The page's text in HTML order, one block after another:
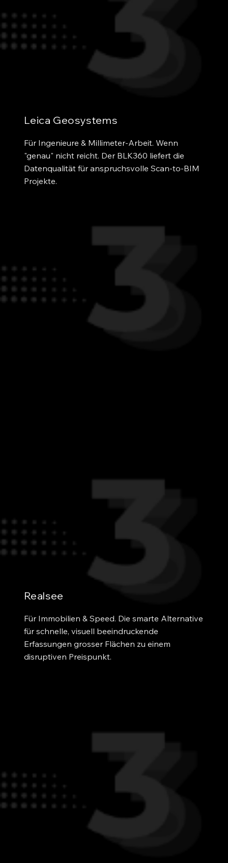
Leica Geosystems
Für Ingenieure & Millimeter-Arbeit. Wenn
"genau" nicht reicht. Der BLK360 liefert die
Datenqualität für anspruchsvolle Scan-to-BIM
Projekte.
Realsee
Für Immobilien & Speed. Die smarte Alternative
für schnelle, visuell beeindruckende
Erfassungen grosser Flächen zu einem
disruptiven Preispunkt.